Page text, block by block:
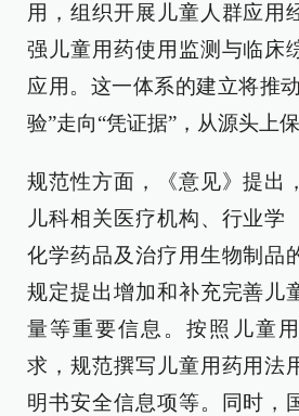
用，组织开展儿童人群应用
强儿童用药使用监测与临床
应用。这一体系的建立将推
验”走向“凭证据”，从源头上
规范性方面，《意见》提出
儿科相关医疗机构、行业学
化学药品及治疗用生物制品
规定提出增加和补充完善儿
量等重要信息。按照儿童
求，规范撰写儿童用药用法
明书安全信息项等。同时，